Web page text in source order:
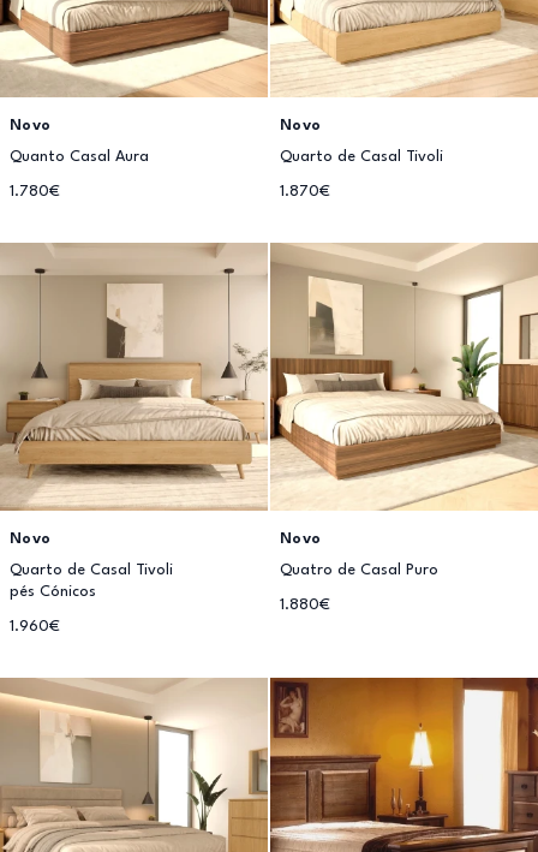
Novo
Quanto Casal Aura
1.780€
Novo
Quarto de Casal Tivoli
1.870€
Novo
Quarto de Casal Tivoli
pés Cónicos
1.960€
Novo
Quatro de Casal Puro
1.880€